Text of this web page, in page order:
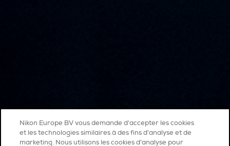
Nikon Europe BV vous demande d'accepter les cookies
et les technologies similaires à des fins d'analyse et de
marketing. Nous utilisons les cookies d’analyse pour